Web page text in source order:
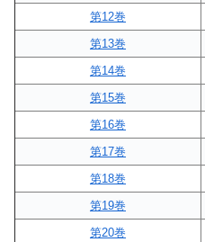
第12巻
第13巻
第14巻
第15巻
第16巻
第17巻
第18巻
第19巻
第20巻